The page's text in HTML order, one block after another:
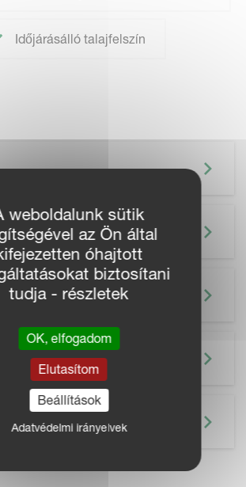
Időjárásálló talajfelszín
weboldalunk sütik
az Ön által
óhajtott
biztosítani
tudja - részletek
OK, elfogadom
Elutasítom
Beállítások
Adatvédelmi irányelvek